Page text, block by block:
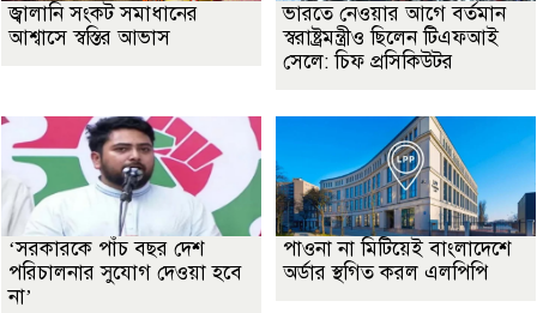
জ্বালানি সংকট সমাধানের
আশ্বাসে স্বস্তির আভাস
ভারতে নেওয়ার আগে বর্তমান
স্বরাষ্ট্রমন্ত্রীও ছিলেন টিএফআই
সেলে: চিফ প্রসিকিউটর
‘সরকারকে পাঁচ বছর দেশ
পরিচালনার সুযোগ দেওয়া হবে
না’
পাওনা না মিটিয়েই বাংলাদেশে
অর্ডার স্থগিত করল এলপিপি